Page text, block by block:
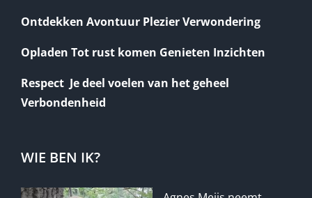
Ontdekken Avontuur Plezier Verwondering
Opladen Tot rust komen Genieten Inzichten
Respect Je deel voelen van het geheel
Verbondenheid
WIE BEN IK?